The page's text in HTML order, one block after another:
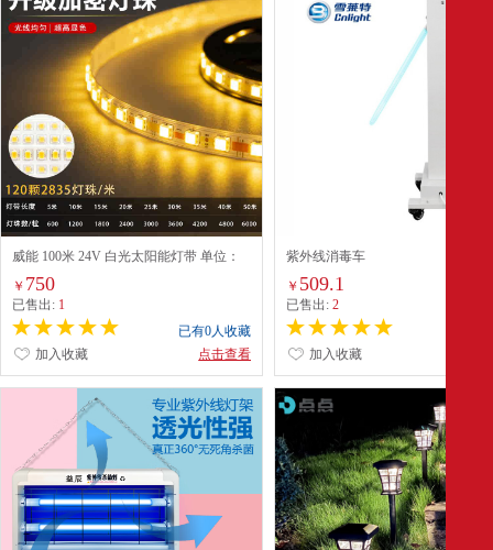
威能 100米 24V 白光太阳能灯带 单位：
￥ 750
已售出: 1
已有0人收藏
点击查看
加入收藏
紫外线消毒车
￥ 509.1
已售出:2
加入收藏